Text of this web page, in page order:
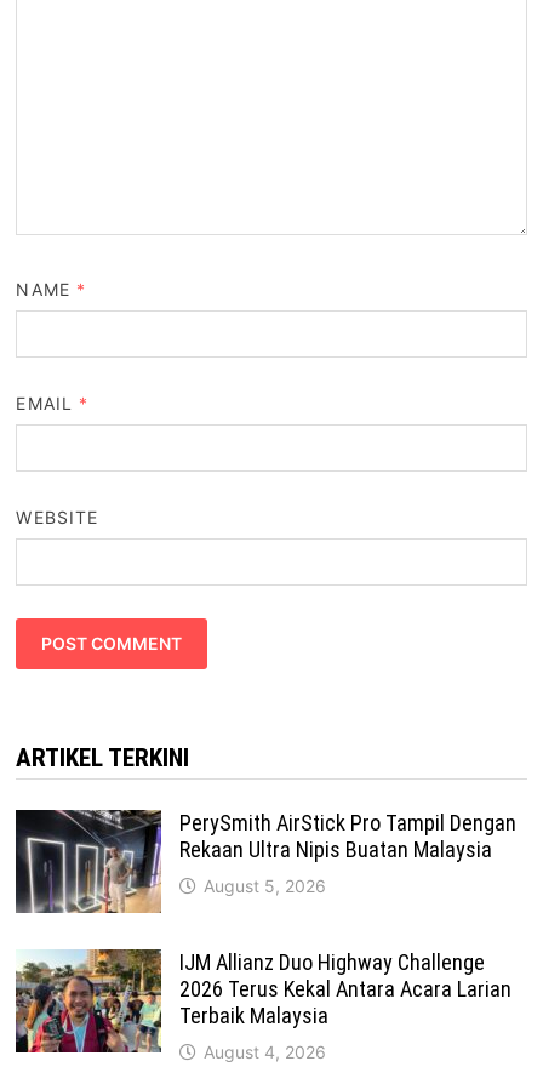
NAME *
EMAIL *
WEBSITE
ARTIKEL TERKINI
PerySmith AirStick Pro Tampil Dengan
Rekaan Ultra Nipis Buatan Malaysia
August 5, 2026
IJM Allianz Duo Highway Challenge
2026 Terus Kekal Antara Acara Larian
Terbaik Malaysia
August 4, 2026